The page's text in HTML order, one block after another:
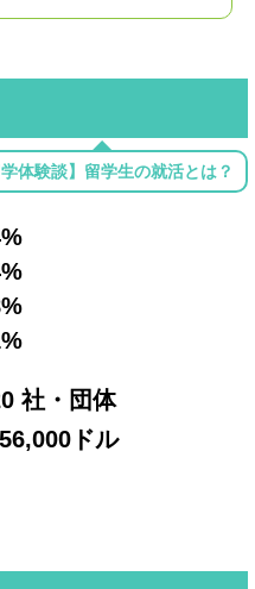
学体験談】留学生の就活とは？
社・団体
ドル